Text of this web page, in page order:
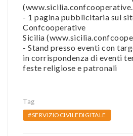
- 1 pagina pubblicitaria sul
Confcooperative
Sicilia
- Stand presso eventi con
in corrispondenza di eventi
feste religiose e patronali
Tag
#SERVIZIOCIVILEDIGITALE